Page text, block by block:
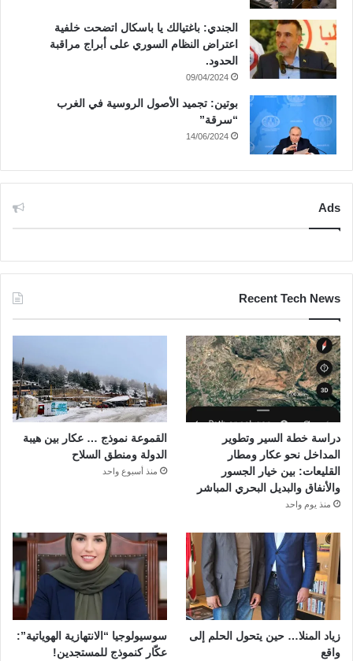
الجندي: باغتيالك يا باسكال اتضحت خلفية
اعتراض النظام السوري على أبراج مراقبة
الحدود.
09/04/2024
بوتين: تجميد الأصول الروسية في الغرب
“سرقة”
14/06/2024
Ads
Recent Tech News
دراسة خطة السير وتطوير
المداخل نحو عكار ومطار
القليعات: بين خيار الجسور
والأنفاق والبديل البحري المباشر
منذ يوم واحد
القموعة نموذج … عكار بين هيبة
الدولة ومنطق السلاح
منذ أسبوع واحد
زياد المنلا… حين يتحول الحلم إلى
واقع
سوسيولوجيا “الانتهازية الهوياتية”:
عكّار كنموذج للمستجدين!